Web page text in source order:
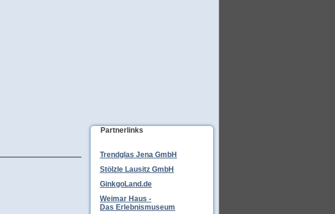
Partnerlinks
Trendglas Jena GmbH
Stölzle Lausitz GmbH
GinkgoLand.de
Weimar Haus -
Das Erlebnismuseum